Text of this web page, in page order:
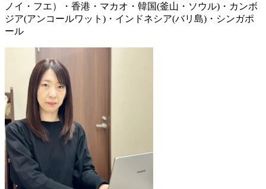
ノイ・フエ）・香港・マカオ・韓国(釜山・ソウル)・カンボ
ジア(アンコールワット)・インドネシア(バリ島)・シンガポ
ール